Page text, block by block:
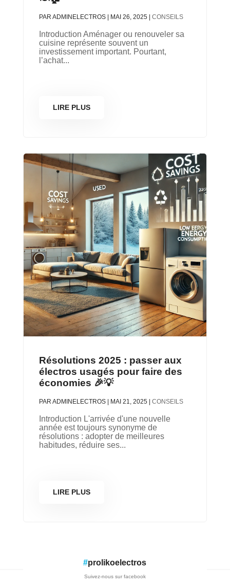
PAR ADMINELECTROS| MAI 26, 2025| CONSEILS
Introduction Aménager ou renouveler sa
cuisine représente souvent un
investissement important. Pourtant,
l’achat...
LIRE PLUS
Résolutions 2025 : passer aux
électros usagés pour faire des
économies 🎉💡
PAR ADMINELECTROS| MAI 21, 2025| CONSEILS
Introduction L'arrivée d'une nouvelle
année est toujours synonyme de
résolutions : adopter de meilleures
habitudes, réduire ses...
LIRE PLUS
#prolikoelectros
Suivez-nous sur facebook